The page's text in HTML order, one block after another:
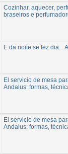
Cozinhar, aquecer,
braseiros e
E da noite se fez dia...
El servicio de mesa
Andalus: formas,
El servicio de mesa
Andalus: formas,